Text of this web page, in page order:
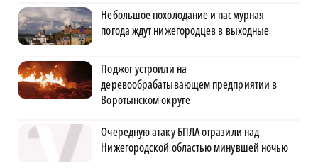
Небольшое похолодание и пасмурная
погода ждут нижегородцев в выходные
Поджог устроили на
деревообрабатывающем предприятии в
Воротынском округе
Очередную атаку БПЛА отразили над
Нижегородской областью минувшей ночью